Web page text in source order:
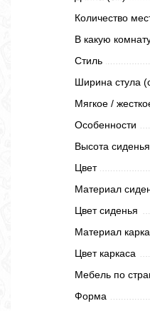
Количество
В какую
Стиль
Ширина стула
Мягкое /
Особенности
Высота
Цвет
Материал
Цвет сиденья
Материал
Цвет каркаса
Мебель по
Форма